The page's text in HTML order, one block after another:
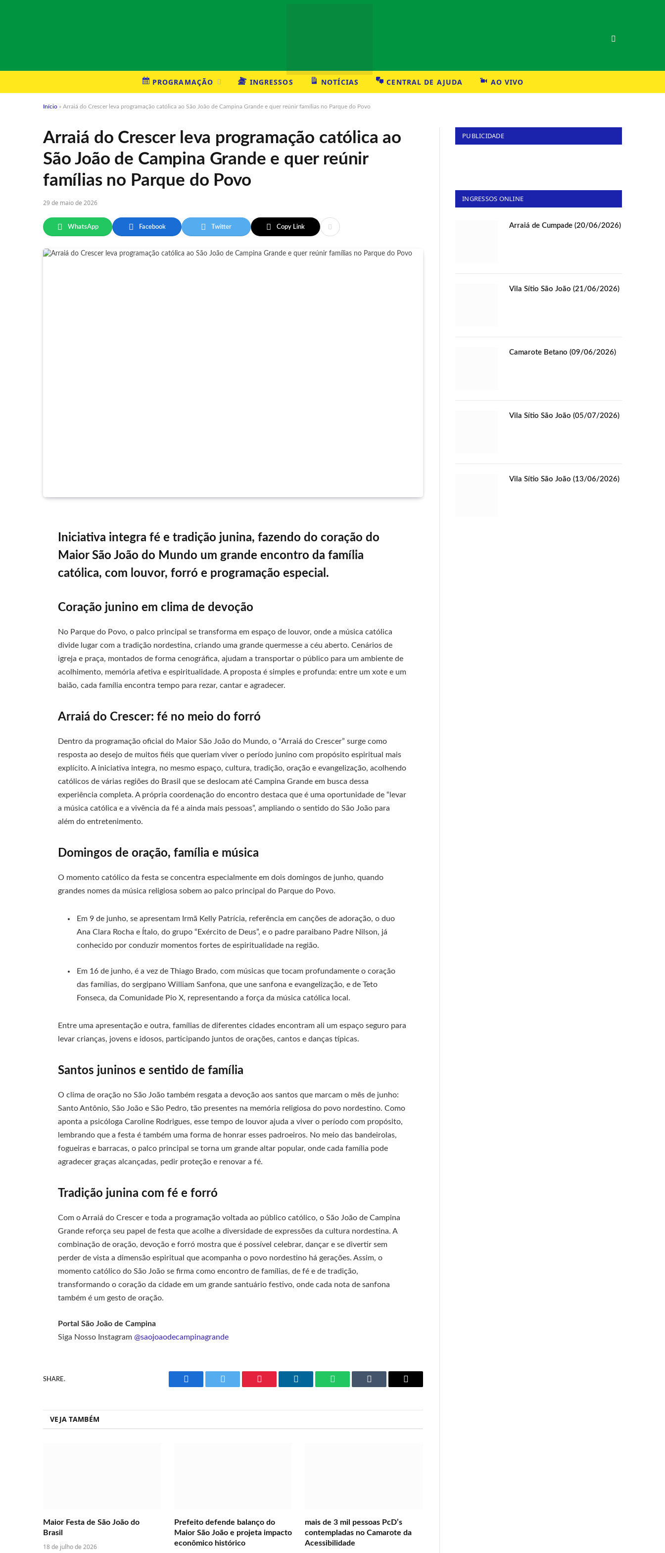
PROGRAMAÇÃO INGRESSOS NOTÍCIAS CENTRAL DE AJUDA AO VIVO
Início » Arraiá do Crescer leva programação católica ao São João de Campina Grande e quer reúnir famílias no Parque do Povo
Arraiá do Crescer leva programação católica ao
São João de Campina Grande e quer reúnir
famílias no Parque do Povo
29 de maio de 2026
WhatsApp Facebook Twitter Copy Link
Iniciativa integra fé e tradição junina, fazendo do coração do
Maior São João do Mundo um grande encontro da família
católica, com louvor, forró e programação especial.
Coração junino em clima de devoção
No Parque do Povo, o palco principal se transforma em espaço de louvor, onde a música católica
divide lugar com a tradição nordestina, criando uma grande quermesse a céu aberto. Cenários de
igreja e praça, montados de forma cenográfica, ajudam a transportar o público para um ambiente de
acolhimento, memória afetiva e espiritualidade. A proposta é simples e profunda: entre um xote e um
baião, cada família encontra tempo para rezar, cantar e agradecer.
Arraiá do Crescer: fé no meio do forró
Dentro da programação oficial do Maior São João do Mundo, o “Arraiá do Crescer” surge como
resposta ao desejo de muitos fiéis que queriam viver o período junino com propósito espiritual mais
explícito. A iniciativa integra, no mesmo espaço, cultura, tradição, oração e evangelização, acolhendo
católicos de várias regiões do Brasil que se deslocam até Campina Grande em busca dessa
experiência completa. A própria coordenação do encontro destaca que é uma oportunidade de “levar
a música católica e a vivência da fé a ainda mais pessoas”, ampliando o sentido do São João para
além do entretenimento.
Domingos de oração, família e música
O momento católico da festa se concentra especialmente em dois domingos de junho, quando
grandes nomes da música religiosa sobem ao palco principal do Parque do Povo.
Em 9 de junho, se apresentam Irmã Kelly Patrícia, referência em canções de adoração, o duo
Ana Clara Rocha e Ítalo, do grupo “Exército de Deus”, e o padre paraibano Padre Nilson, já
conhecido por conduzir momentos fortes de espiritualidade na região.
Em 16 de junho, é a vez de Thiago Brado, com músicas que tocam profundamente o coração
das famílias, do sergipano William Sanfona, que une sanfona e evangelização, e de Teto
Fonseca, da Comunidade Pio X, representando a força da música católica local.
Entre uma apresentação e outra, famílias de diferentes cidades encontram ali um espaço seguro para
levar crianças, jovens e idosos, participando juntos de orações, cantos e danças típicas.
Santos juninos e sentido de família
O clima de oração no São João também resgata a devoção aos santos que marcam o mês de junho:
Santo Antônio, São João e São Pedro, tão presentes na memória religiosa do povo nordestino. Como
aponta a psicóloga Caroline Rodrigues, esse tempo de louvor ajuda a viver o período com propósito,
lembrando que a festa é também uma forma de honrar esses padroeiros. No meio das bandeirolas,
fogueiras e barracas, o palco principal se torna um grande altar popular, onde cada família pode
agradecer graças alcançadas, pedir proteção e renovar a fé.
Tradição junina com fé e forró
Com o Arraiá do Crescer e toda a programação voltada ao público católico, o São João de Campina
Grande reforça seu papel de festa que acolhe a diversidade de expressões da cultura nordestina. A
combinação de oração, devoção e forró mostra que é possível celebrar, dançar e se divertir sem
perder de vista a dimensão espiritual que acompanha o povo nordestino há gerações. Assim, o
momento católico do São João se firma como encontro de famílias, de fé e de tradição,
transformando o coração da cidade em um grande santuário festivo, onde cada nota de sanfona
também é um gesto de oração.
Portal São João de Campina
Siga Nosso Instagram@saojoaodecampinagrande
SHARE.
Facebook Twitter Pinterest LinkedIn WhatsAppTumblr
Copy
VEJA TAMBÉM
Maior Festa de São João do
Brasil
18 de julho de 2026
Prefeito defende balanço do
Maior São João e projeta impacto
econômico histórico
mais de 3 mil pessoas PcD’s
contempladas no Camarote da
Acessibilidade
PUBLICIDADE
INGRESSOS ONLINE
Arraiá de Cumpade (20/06/2026)
Vila Sítio São João (21/06/2026)
Camarote Betano (09/06/2026)
Vila Sítio São João (05/07/2026)
Vila Sítio São João (13/06/2026)